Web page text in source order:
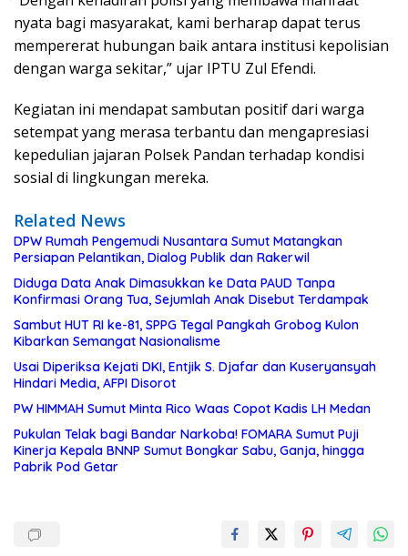
nyata bagi masyarakat, kami berharap dapat terus
mempererat hubungan baik antara institusi kepolisian
dengan warga sekitar,” ujar IPTU Zul Efendi.
Kegiatan ini mendapat sambutan positif dari warga
setempat yang merasa terbantu dan mengapresiasi
kepedulian jajaran Polsek Pandan terhadap kondisi
sosial di lingkungan mereka.
Related News
DPW Rumah Pengemudi Nusantara Sumut Matangkan
Persiapan Pelantikan, Dialog Publik dan Rakerwil
Diduga Data Anak Dimasukkan ke Data PAUD Tanpa
Konfirmasi Orang Tua, Sejumlah Anak Disebut Terdampak
Sambut HUT RI ke-81, SPPG Tegal Pangkah Grobog Kulon
Kibarkan Semangat Nasionalisme
Usai Diperiksa Kejati DKI, Entjik S. Djafar dan Kuseryansyah
Hindari Media, AFPI Disorot
PW HIMMAH Sumut Minta Rico Waas Copot Kadis LH Medan
Pukulan Telak bagi Bandar Narkoba! FOMARA Sumut Puji
Kinerja Kepala BNNP Sumut Bongkar Sabu, Ganja, hingga
Pabrik Pod Getar